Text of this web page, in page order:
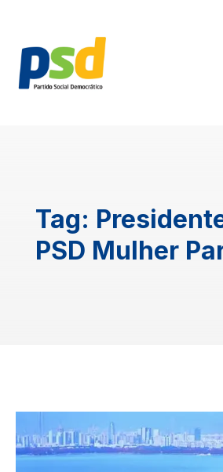
Tag:
PSD Mulher